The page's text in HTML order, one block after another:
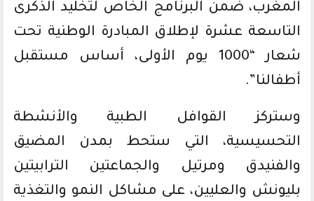
المغرب، ضمن البرنامج الخاص لتخليد الذكرى
التاسعة عشرة لإطلاق المبادرة الوطنية تحت
شعار “1000 يوم الأولى، أساس مستقبل
أطفالنا”.
وستركز القوافل الطبية والأنشطة
التحسيسية، التي ستحط بمدن المضيق
والفنيدق ومرتيل والجماعتين الترابيتين
بليونش والعليين، على مشاكل النمو والتغذية